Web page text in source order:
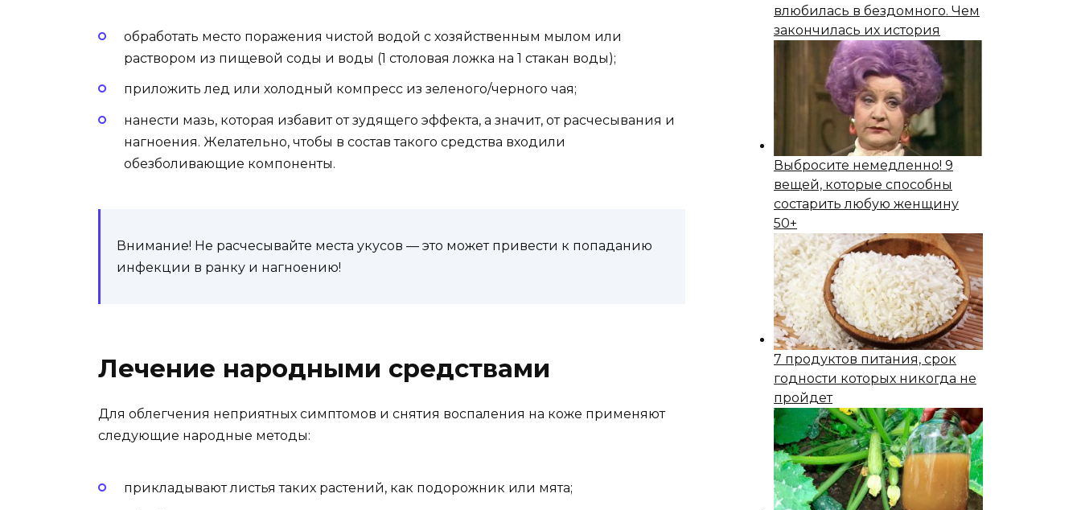
обработать место поражения чистой водой с хозяйственным мылом или
раствором из пищевой соды и воды (1 столовая ложка на 1 стакан воды);
приложить лед или холодный компресс из зеленого/черного чая;
нанести мазь, которая избавит от зудящего эффекта, а значит, от расчесывания и
нагноения. Желательно, чтобы в состав такого средства входили
обезболивающие компоненты.
Внимание! Не расчесывайте места укусов — это может привести к попаданию
инфекции в ранку и нагноению!
Лечение народными средствами
Для облегчения неприятных симптомов и снятия воспаления на коже применяют
следующие народные методы:
прикладывают листья таких растений, как подорожник или мята;
влюбилась в бездомного. Чем
закончилась их история
Выбросите немедленно! 9
вещей, которые способны
состapить любую женщину
50+
7 продуктов питания, срок
годности которых никогда не
пройдет